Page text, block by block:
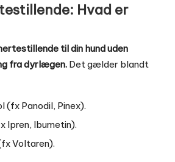
Hvad er
til din hund uden
fra dyrlægen. Det gælder blandt
(fx Panodil, Pinex).
Ipren, Ibumetin).
Voltaren).